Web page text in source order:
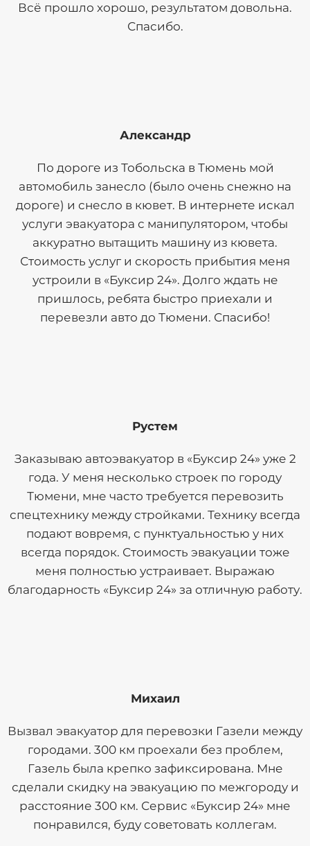
Всё прошло хорошо, результатом довольна.
Спасибо.
Александр
По дороге из Тобольска в Тюмень мой
автомобиль занесло (было очень снежно на
дороге) и снесло в кювет. В интернете искал
услуги эвакуатора с манипулятором, чтобы
аккуратно вытащить машину из кювета.
Стоимость услуг и скорость прибытия меня
устроили в «Буксир 24». Долго ждать не
пришлось, ребята быстро приехали и
перевезли авто до Тюмени. Спасибо!
Рустем
Заказываю автоэвакуатор в «Буксир 24» уже 2
года. У меня несколько строек по городу
Тюмени, мне часто требуется перевозить
спецтехнику между стройками. Технику всегда
подают вовремя, с пунктуальностью у них
всегда порядок. Стоимость эвакуации тоже
меня полностью устраивает. Выражаю
благодарность «Буксир 24» за отличную работу.
Михаил
Вызвал эвакуатор для перевозки Газели между
городами. 300 км проехали без проблем,
Газель была крепко зафиксирована. Мне
сделали скидку на эвакуацию по межгороду и
расстояние 300 км. Сервис «Буксир 24» мне
понравился, буду советовать коллегам.